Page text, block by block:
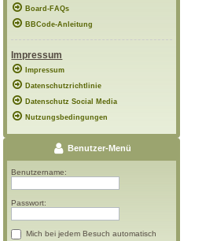
Board-FAQs
BBCode-Anleitung
Impressum
Impressum
Datenschutzrichtlinie
Datenschutz Social Media
Nutzungsbedingungen
Benutzer-Menü
Benutzername:
Passwort:
Mich bei jedem Besuch automatisch